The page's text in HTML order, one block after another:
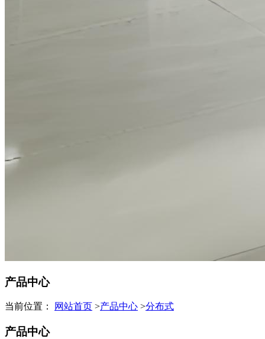
产品中心
当前位置： 网站首页 >产品中心 >分布式
产品中心